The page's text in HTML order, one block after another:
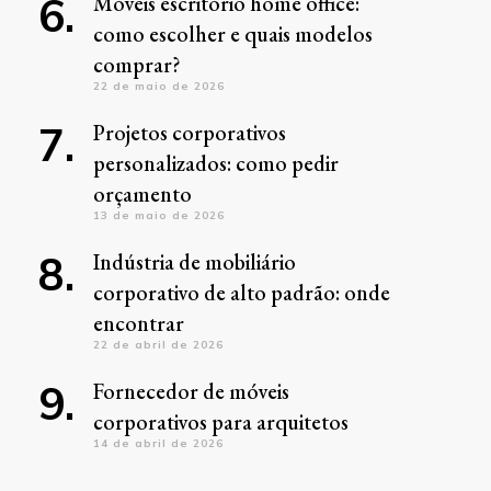
como escolher e quais modelos
comprar?
22 de maio de 2026
Projetos corporativos
personalizados: como pedir
orçamento
13 de maio de 2026
Indústria de mobiliário
corporativo de alto padrão: onde
encontrar
22 de abril de 2026
Fornecedor de móveis
corporativos para arquitetos
14 de abril de 2026